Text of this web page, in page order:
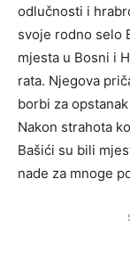
odlučnosti i
svoje rodno selo
mjesta u Bosni i
rata. Njegova
borbi za
Nakon strahota
Bašići su bili
nade za mnoge